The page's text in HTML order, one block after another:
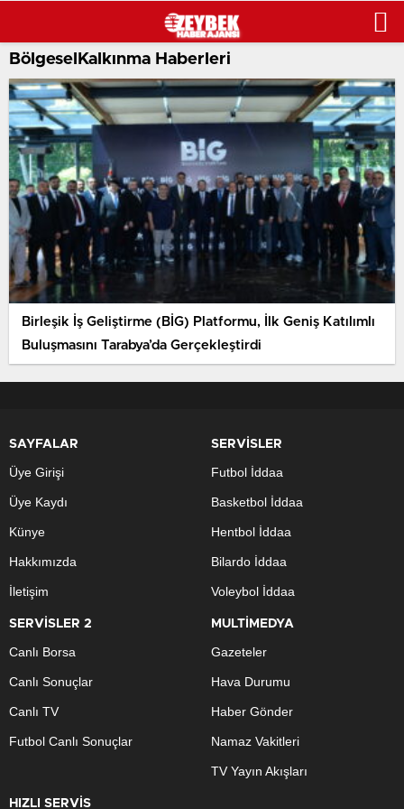
BölgeselKalkınma Haberleri
Birleşik İş Geliştirme (BİG) Platformu, İlk Geniş Katılımlı
Buluşmasını Tarabya’da Gerçekleştirdi
SAYFALAR
Üye Girişi
Üye Kaydı
Künye
Hakkımızda
İletişim
SERVİSLER
Futbol İddaa
Basketbol İddaa
Hentbol İddaa
Bilardo İddaa
Voleybol İddaa
SERVİSLER 2
Canlı Borsa
Canlı Sonuçlar
Canlı TV
Futbol Canlı Sonuçlar
MULTİMEDYA
Gazeteler
Hava Durumu
Haber Gönder
Namaz Vakitleri
TV Yayın Akışları
HIZLI SERVİS